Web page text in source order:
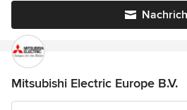
Mitsubishi Electric Europe B.V.